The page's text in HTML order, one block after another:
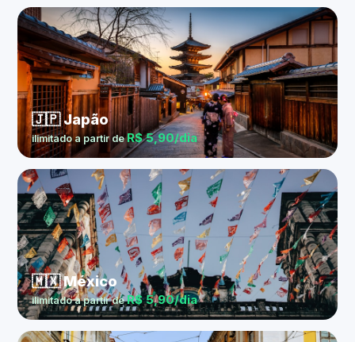
🇯🇵 Japão
ilimitado a partir deR$ 5,90/dia
🇲🇽 México
ilimitado a partir deR$ 5,90/dia